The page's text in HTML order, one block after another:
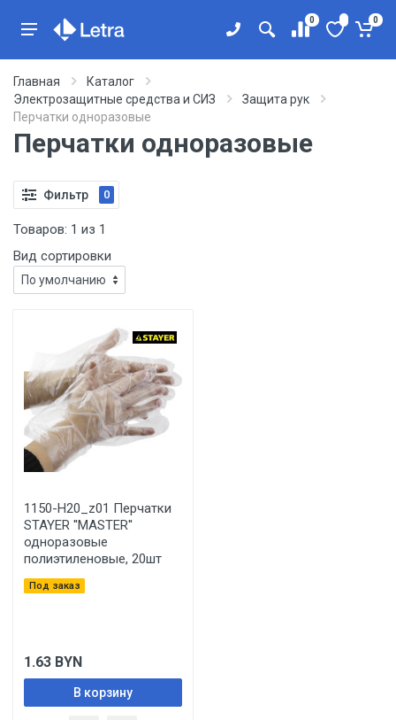
0 0
Главная
Каталог
Электрозащитные средства и СИЗ
Защита рук
Перчатки одноразовые
Перчатки одноразовые
Фильтр 0
Товаров: 1 из 1
Вид сортировки
1150-H20_z01 Перчатки
STAYER ''MASTER''
одноразовые
полиэтиленовые, 20шт
Под заказ
1.63 BYN
В корзину